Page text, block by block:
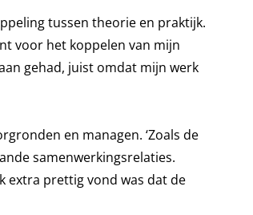
tussen theorie en praktijk.
voor het koppelen van mijn
gehad, juist omdat mijn werk
en managen. ‘Zoals de
samenwerkingsrelaties.
extra prettig vond was dat de